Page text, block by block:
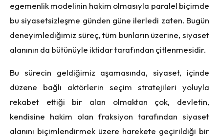
egemenlik modelinin hakim olmasıyla paralel biçimde
bu siyasetsizleşme günden güne ilerledi zaten. Bugün
deneyimlediğimiz süreç, tüm bunların üzerine, siyaset
alanının da bütünüyle iktidar tarafından çitlenmesidir.
Bu sürecin geldiğimiz aşamasında, siyaset, içinde
düzene bağlı aktörlerin seçim stratejileri yoluyla
rekabet ettiği bir alan olmaktan çok, devletin,
kendisine hakim olan fraksiyon tarafından siyaset
alanını biçimlendirmek üzere harekete geçirildiği bir